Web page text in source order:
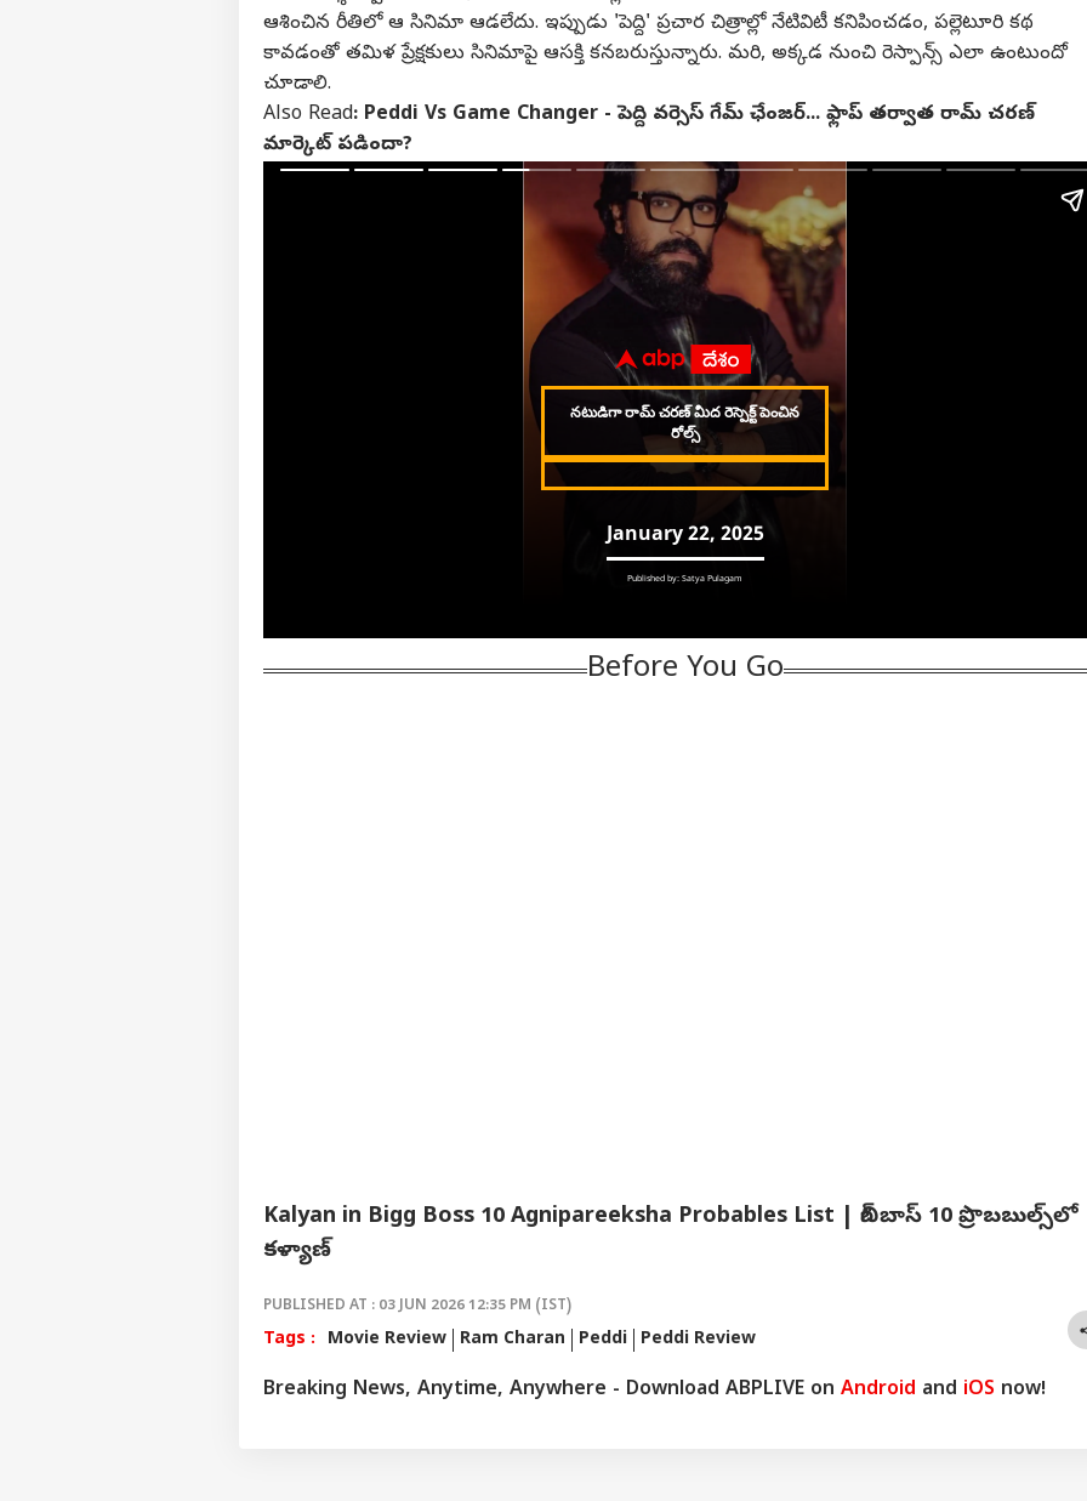
ఆశించిన రీతిలో ఆ సినిమా ఆడలేదు. ఇప్పుడు 'పెద్ది' ప్రచార చిత్రాల్లో నేటివిటీ కనిపించడం, పల్లెటూరి కథ
కావడంతో తమిళ ప్రేక్షకులు సినిమాపై ఆసక్తి కనబరుస్తున్నారు. మరి, అక్కడ నుంచి రెస్పాన్స్ ఎలా ఉంటుందో
చూడాలి.
Also Read: Peddi Vs Game Changer - పెద్ది వర్సెస్ గేమ్ ఛేంజర్... ఫ్లాప్ తర్వాత రామ్ చరణ్
మార్కెట్ పడిందా?
Before You Go
Kalyan in Bigg Boss 10 Agnipareeksha Probables List | బిగ్ బాస్ 10 ప్రొబబుల్స్‌లో
కళ్యాణ్
PUBLISHED AT : 03 JUN 2026 12:35 PM (IST)
Tags : Movie Review Ram Charan Peddi Peddi Review
Breaking News, Anytime, Anywhere - Download ABPLIVE on Android and iOS now!
ఢిల్లీలో ప్రధాని మోదీ
ప్రసంగం